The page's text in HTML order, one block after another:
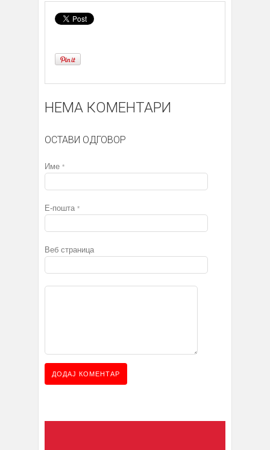
НЕМА КОМЕНТАРИ
ОСТАВИ ОДГОВОР
Име *
Е-пошта *
Веб страница